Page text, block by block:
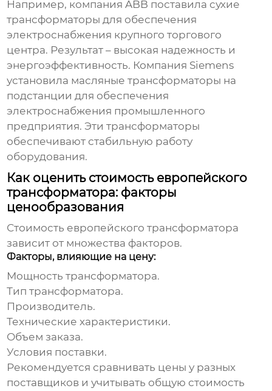
Например, компания ABB поставила сухие
трансформаторы для обеспечения
электроснабжения крупного торгового
центра. Результат – высокая надежность и
энергоэффективность. Компания Siemens
установила масляные трансформаторы на
подстанции для обеспечения
электроснабжения промышленного
предприятия. Эти трансформаторы
обеспечивают стабильную работу
оборудования.
Как оценить стоимость европейского
трансформатора: факторы
ценообразования
Стоимость европейского трансформатора
зависит от множества факторов.
Факторы, влияющие на цену:
Мощность трансформатора.
Тип трансформатора.
Производитель.
Технические характеристики.
Объем заказа.
Условия поставки.
Рекомендуется сравнивать цены у разных
поставщиков и учитывать общую стоимость